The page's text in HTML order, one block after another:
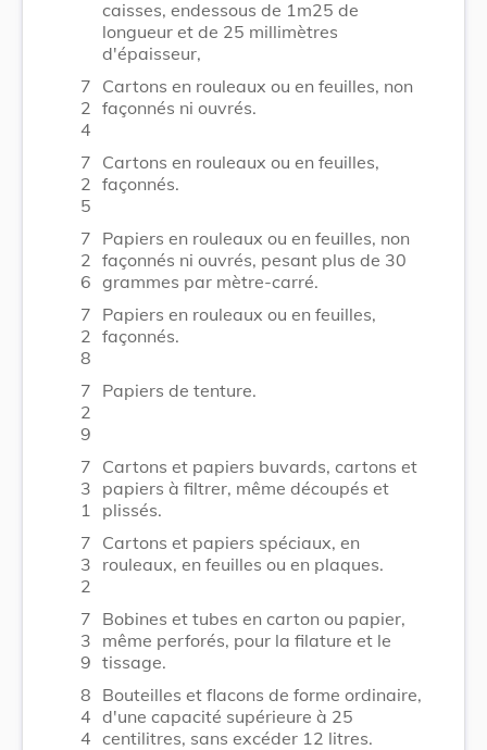
caisses, endessous de 1m25 de
longueur et de 25 millimètres
d'épaisseur,
7
2
4
Cartons en rouleaux ou en feuilles, non
façonnés ni ouvrés.
7
2
5
Cartons en rouleaux ou en feuilles,
façonnés.
7
2
6
Papiers en rouleaux ou en feuilles, non
façonnés ni ouvrés, pesant plus de 30
grammes par mètre-carré.
7
2
8
Papiers en rouleaux ou en feuilles,
façonnés.
7
2
9
Papiers de tenture.
7
3
1
Cartons et papiers buvards, cartons et
papiers à filtrer, même découpés et
plissés.
7
3
2
Cartons et papiers spéciaux, en
rouleaux, en feuilles ou en plaques.
7
3
9
Bobines et tubes en carton ou papier,
même perforés, pour la filature et le
tissage.
8
4
4
Bouteilles et flacons de forme ordinaire,
d'une capacité supérieure à 25
centilitres, sans excéder 12 litres.